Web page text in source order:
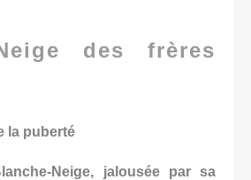
des frères
la puberté
Neige, jalousée par sa